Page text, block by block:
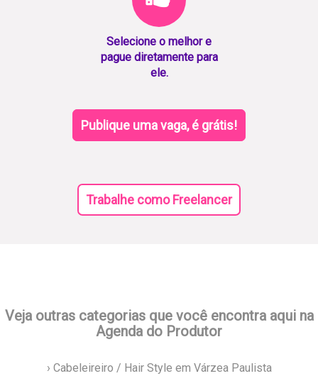
Selecione o melhor e
pague diretamente para
ele.
Publique uma vaga, é grátis!
Trabalhe como Freelancer
Veja outras categorias que você encontra aqui na
Agenda do Produtor
› Cabeleireiro / Hair Style em Várzea Paulista